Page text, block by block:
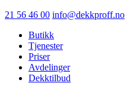
21 56 46 00 info@dekkproff.no
Butikk
Tjenester
Priser
Avdelinger
Dekktilbud